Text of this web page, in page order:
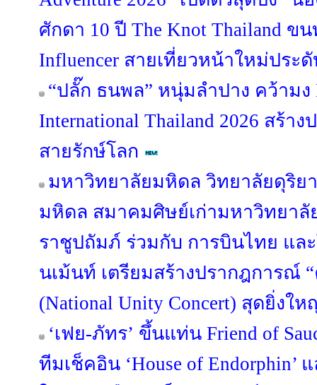
ศักดา 10 ปี The Knot Thailand
Influencer สายเที่ยวหน้าใหม่ประ
“ปลั๊ก ธนพล” หนุ่มลำปาง คว้ามง
International Thailand 2026 สร้า
สายรักษ์โลก
มหาวิทยาลัยมหิดล วิทยาลัยดุริย
มหิดล สมาคมศิษย์เก่ามหาวิทยาลั
ราชูปถัมภ์ ร่วมกับ การบินไทย แล
นเม้นท์ เตรียมสร้างปรากฎการณ์
(National Unity Concert) สุดยิ่ง
‘เฟย-ภัทร’ ขึ้นแท่น Friend of
ทีมเช็คอิน ‘House of